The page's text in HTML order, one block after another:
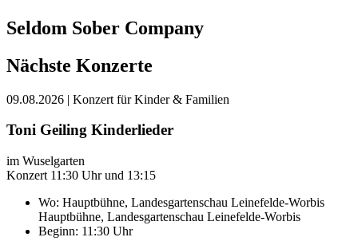
Seldom Sober Company
Nächste Konzerte
09.08.2026 | Konzert für Kinder & Familien
Toni Geiling Kinderlieder
im Wuselgarten
Konzert 11:30 Uhr und 13:15
Wo: Hauptbühne, Landesgartenschau Leinefelde-Worbis
Hauptbühne, Landesgartenschau Leinefelde-Worbis
Beginn: 11:30 Uhr